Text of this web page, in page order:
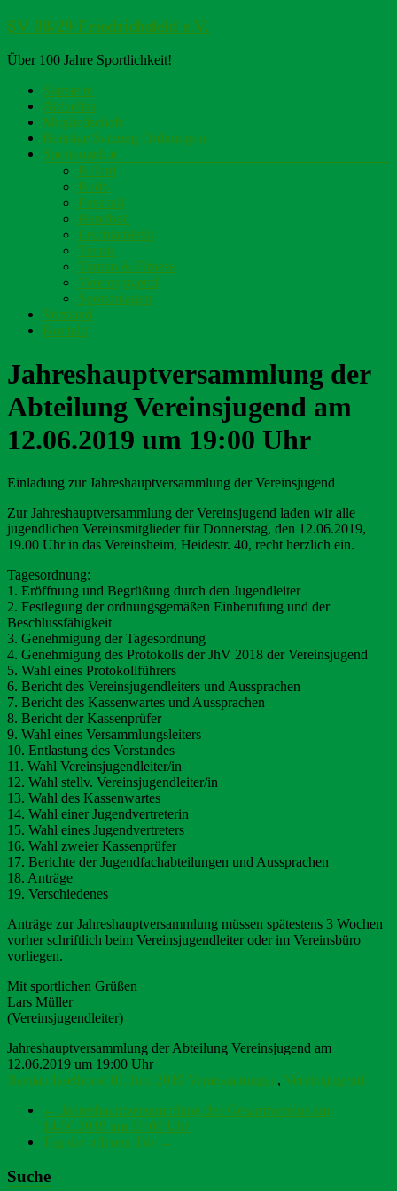
Zum
springen
SV 08/29 Friedrichsfeld e.V.
Über 100 Jahre Sportlichkeit!
Menü
Startseite
Aktuelles
Mitgliedschaft
Beiträge Satzung Ordnungen
Sportangebot
Billard
Budo
Fussball
Handball
Leichtathletik
Tennis
Turnen & Fitness
Vereinsjugend
Sportanlagen
Vorstand
Kontakt
Jahreshauptversammlung der
Abteilung Vereinsjugend am
12.06.2019 um 19:00 Uhr
Einladung zur Jahreshauptversammlung der Vereinsjugend
Zur Jahreshauptversammlung der Vereinsjugend laden wir alle
jugendlichen Vereinsmitglieder für Donnerstag, den 12.06.2019,
19.00 Uhr in das Vereinsheim, Heidestr. 40, recht herzlich ein.
Tagesordnung:
1. Eröffnung und Begrüßung durch den Jugendleiter
2. Festlegung der ordnungsgemäßen Einberufung und der
Beschlussfähigkeit
3. Genehmigung der Tagesordnung
4. Genehmigung des Protokolls der JhV 2018 der Vereinsjugend
5. Wahl eines Protokollführers
6. Bericht des Vereinsjugendleiters und Aussprachen
7. Bericht des Kassenwartes und Aussprachen
8. Bericht der Kassenprüfer
9. Wahl eines Versammlungsleiters
10. Entlastung des Vorstandes
11. Wahl Vereinsjugendleiter/in
12. Wahl stellv. Vereinsjugendleiter/in
13. Wahl des Kassenwartes
14. Wahl einer Jugendvertreterin
15. Wahl eines Jugendvertreters
16. Wahl zweier Kassenprüfer
17. Berichte der Jugendfachabteilungen und Aussprachen
18. Anträge
19. Verschiedenes
Anträge zur Jahreshauptversammlung müssen spätestens 3 Wochen
vorher schriftlich beim Vereinsjugendleiter oder im Vereinsbüro
vorliegen.
Mit sportlichen Grüßen
Lars Müller
(Vereinsjugendleiter)
Jahreshauptversammlung der Abteilung Vereinsjugend am
12.06.2019 um 19:00 Uhr
Bastian Isselhorst 10. Juni 2019 Veranstaltungen, Vereinsjugend
← Jahreshauptversammlung des Gesamtvereins am
14.06.2019 um 19:00 Uhr
Tag der offenen Tür →
Suche